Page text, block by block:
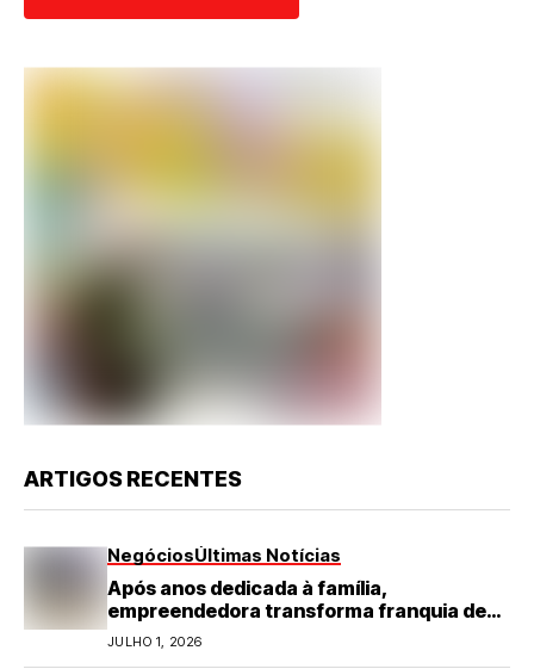
ARTIGOS RECENTES
NegóciosÚltimas Notícias
Após anos dedicada à família,
empreendedora transforma franquia de
turismo em negócio de destaque no RN
JULHO 1, 2026